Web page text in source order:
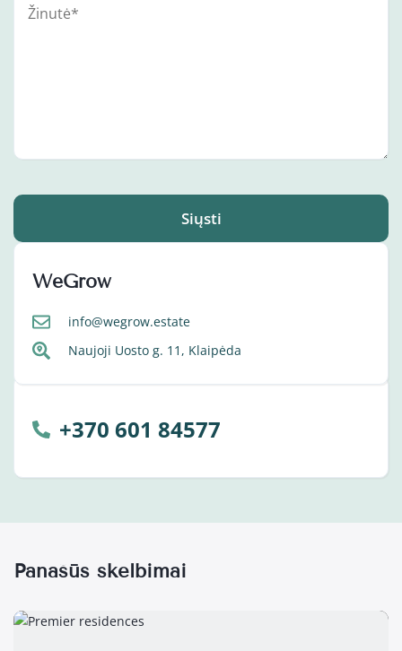
Siųsti
WeGrow
info@wegrow.estate
Naujoji Uosto g. 11, Klaipėda
+370 601 84577
Panašūs skelbimai